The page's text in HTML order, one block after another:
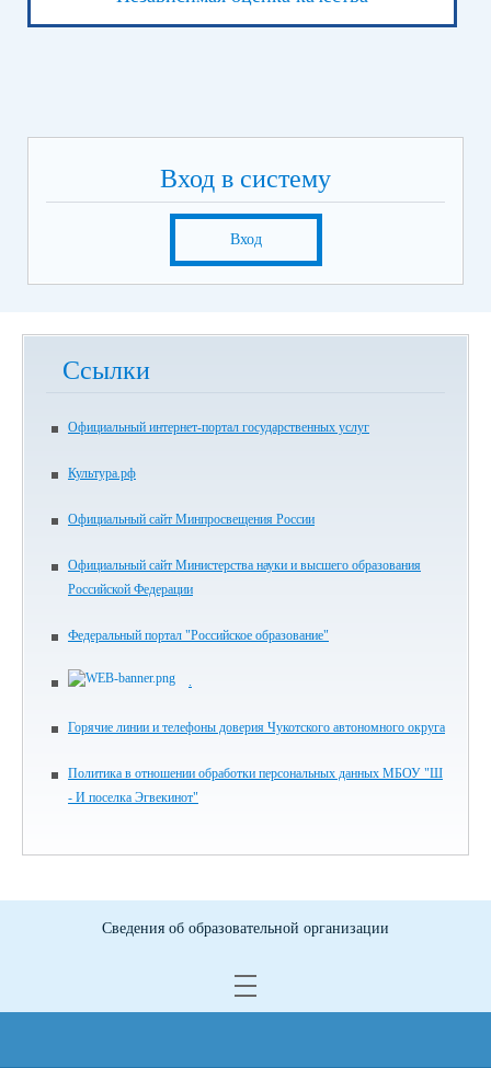
Вход в систему
Вход
Ссылки
Официальный интернет-портал государственных услуг
Культура.рф
Официальный сайт Минпросвещения России
Официальный сайт Министерства науки и высшего образования
Российской Федерации
Федеральный портал "Российское образование"
.
Горячие линии и телефоны доверия Чукотского автономного округа
Политика в отношении обработки персональных данных МБОУ "Ш
- И поселка Эгвекинот"
Сведения об образовательной организации